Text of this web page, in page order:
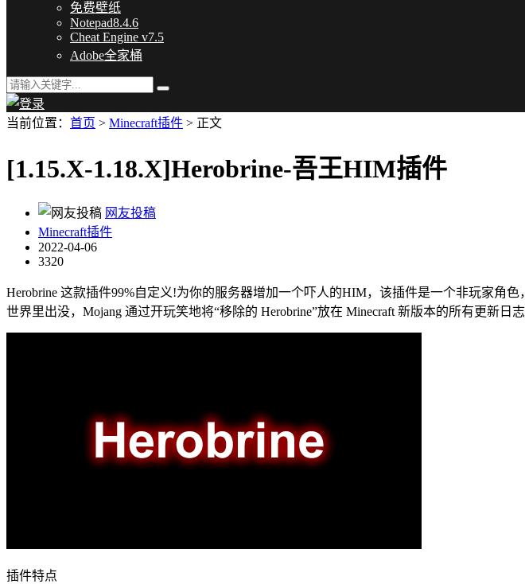
免费壁纸
Notepad8.4.6
Cheat Engine v7.5
Adobe全家桶
当前位置： 首页 > Minecraft插件 > 正文
[1.15.X-1.18.X]Herobrine-吾王HIM插件
网友投稿
Minecraft插件
2022-04-06
3320
Herobrine 这款插件99%自定义!为你的服务器增加一个吓人的HIM，该插件是一个非玩家角
世界里出没，Mojang 通过开玩笑地将“移除的 Herobrine”放在 Minecraft 新版本的所有更新日
插件特点